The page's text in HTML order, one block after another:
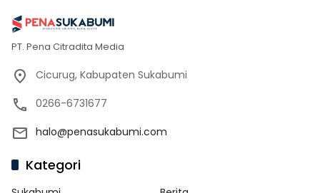
PT. Pena Citradita Media
Cicurug, Kabupaten Sukabumi
0266-6731677
halo@penasukabumi.com
Kategori